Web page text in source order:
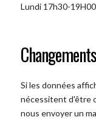
Lundi 17h30-
Si les données
nécessitent d'être
nous envoyer un